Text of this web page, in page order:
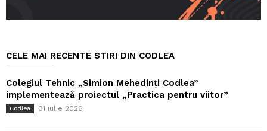
CELE MAI RECENTE STIRI DIN CODLEA
Colegiul Tehnic „Simion Mehedinți Codlea”
implementează proiectul „Practica pentru viitor”
Codlea 31 iulie 2026